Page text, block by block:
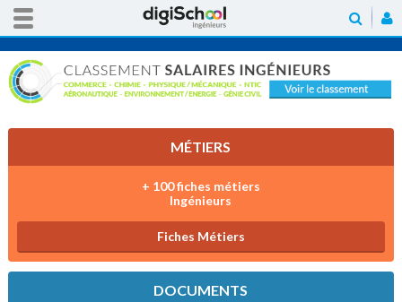
DOCUMENTS
MÉTIERS
+ 100 fiches métiers
Ingénieurs
Fiches Métiers